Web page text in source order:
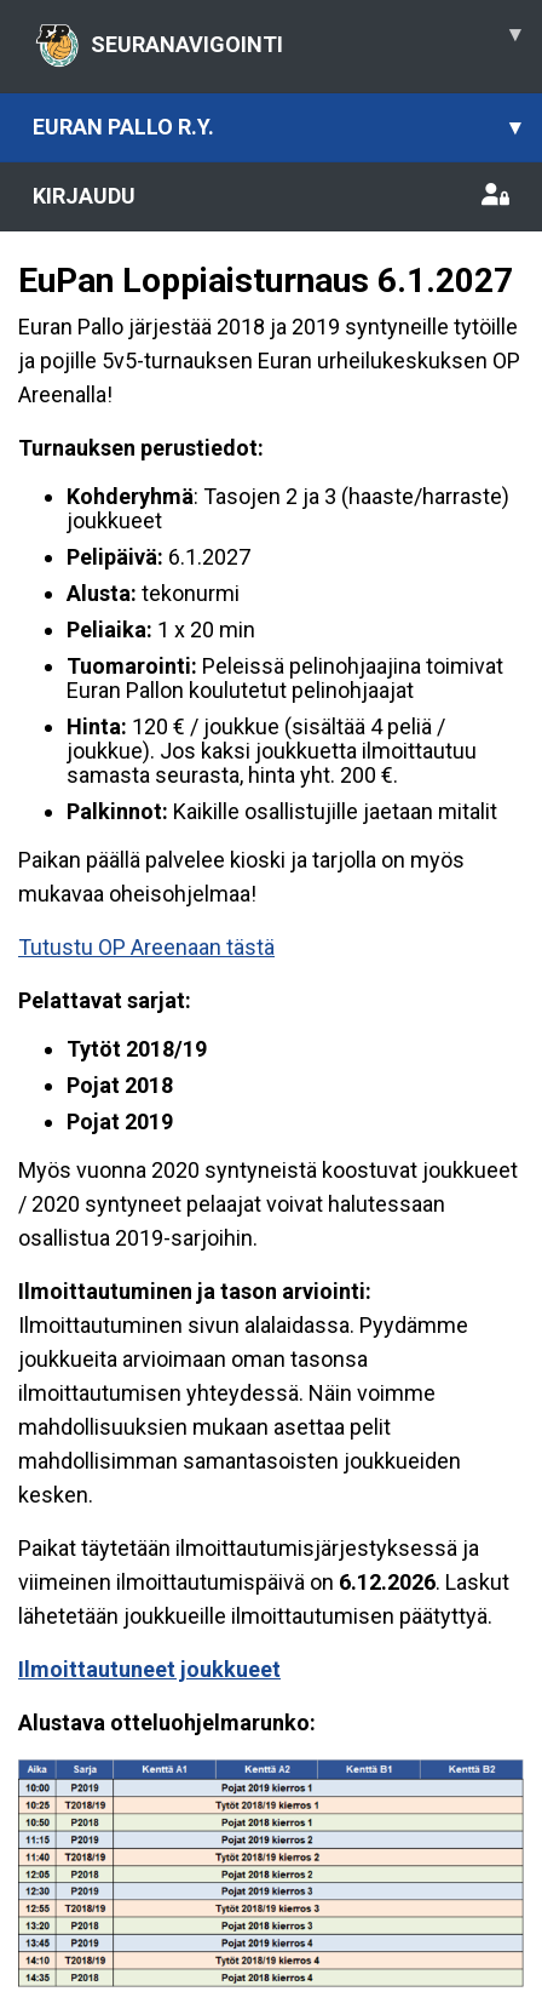
SEURANAVIGOINTI ▾
EURAN PALLO R.Y. ▾
KIRJAUDU
EuPan Loppiaisturnaus 6.1.2027
Euran Pallo järjestää 2018 ja 2019 syntyneille tytöille
ja pojille 5v5-turnauksen Euran urheilukeskuksen OP
Areenalla!
Turnauksen perustiedot:
Kohderyhmä: Tasojen 2 ja 3 (haaste/harraste)
joukkueet
Pelipäivä: 6.1.2027
Alusta: tekonurmi
Peliaika: 1 x 20 min
Tuomarointi: Peleissä pelinohjaajina toimivat
Euran Pallon koulutetut pelinohjaajat
Hinta: 120 € / joukkue (sisältää 4 peliä /
joukkue). Jos kaksi joukkuetta ilmoittautuu
samasta seurasta, hinta yht. 200 €.
Palkinnot: Kaikille osallistujille jaetaan mitalit
Paikan päällä palvelee kioski ja tarjolla on myös
mukavaa oheisohjelmaa!
Tutustu OP Areenaan tästä
Pelattavat sarjat:
Tytöt 2018/19
Pojat 2018
Pojat 2019
Myös vuonna 2020 syntyneistä koostuvat joukkueet
/ 2020 syntyneet pelaajat voivat halutessaan
osallistua 2019-sarjoihin.
Ilmoittautuminen ja tason arviointi:
Ilmoittautuminen sivun alalaidassa. Pyydämme
joukkueita arvioimaan oman tasonsa
ilmoittautumisen yhteydessä. Näin voimme
mahdollisuuksien mukaan asettaa pelit
mahdollisimman samantasoisten joukkueiden
kesken.
Paikat täytetään ilmoittautumisjärjestyksessä ja
viimeinen ilmoittautumispäivä on 6.12.2026. Laskut
lähetetään joukkueille ilmoittautumisen päätyttyä.
Ilmoittautuneet joukkueet
Alustava otteluohjelmarunko: